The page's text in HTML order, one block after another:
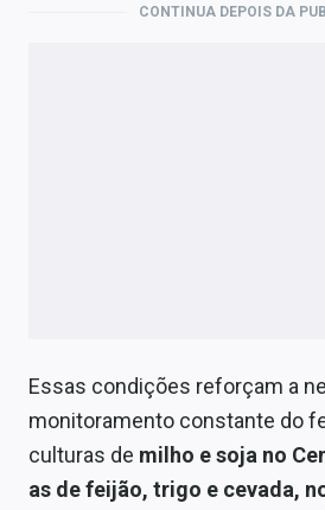
Conteúdo de Marca
Expediente
CONTINUA DEPOIS DA
Essas condições reforçam a
monitoramento constante do
culturas de milho e soja no
as de feijão, trigo e cevada,